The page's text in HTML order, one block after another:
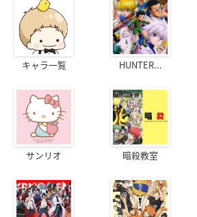
キャラ一覧 HUNTER...
サンリオ 暗殺教室